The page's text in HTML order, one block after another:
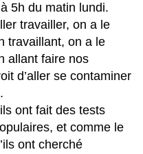
5h du matin lundi.
travailler, on a le
travaillant, on a le
allant faire nos
d’aller se contaminer
ont fait des tests
et comme le
ont cherché